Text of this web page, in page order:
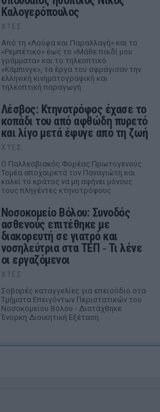
Καλογερόπουλος
ΧΤΕΣ
Από τη «Λούφα και Παραλλαγή» και το
«Ρεμπέτικο» έως το «Μάθε παιδί μου
γράμματα» και το τηλεοπτικό
«Κάμπινγκ», τα έργα του σφράγισαν την
ελληνική κινηματογραφική και
τηλεοπτική παραγωγή
Λέσβος: Κτηνοτρόφος έχασε το
κοπάδι του από αφθώδη πυρετό
και λίγο μετά έφυγε από τη ζωή
ΧΤΕΣ
Ο Παλλεσβιακός Φορέας Πρωτογενούς
Τομέα αποχαιρετά τον Παναγιώτη και
καλεί το κράτος να μη αφήνει μόνους
τους πληγέντες κτηνοτρόφους
Νοσοκομείο Βόλου: Συνοδός
ασθενούς επιτέθηκε με
διακορευτή σε γιατρό και
νοσηλεύτρια στα ΤΕΠ ‑ Τι λένε
οι εργαζόμενοι
ΧΤΕΣ
Σοβαρές καταγγελίες για επεισόδιο στα
Τμήματα Επειγόντων Περιστατικών του
Νοσοκομείου Βόλου - Διατάχθηκε
Ένορκη Διοικητική Εξέταση.